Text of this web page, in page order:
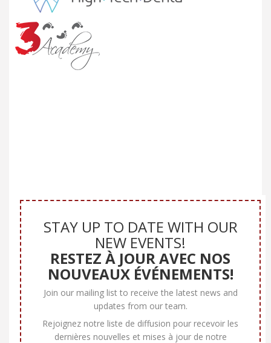
STAY UP TO DATE WITH OUR
NEW EVENTS!
RESTEZ À JOUR AVEC NOS
NOUVEAUX ÉVÉNEMENTS!
Join our mailing list to receive the latest news and
updates from our team.
Rejoignez notre liste de diffusion pour recevoir les
dernières nouvelles et mises à jour de notre